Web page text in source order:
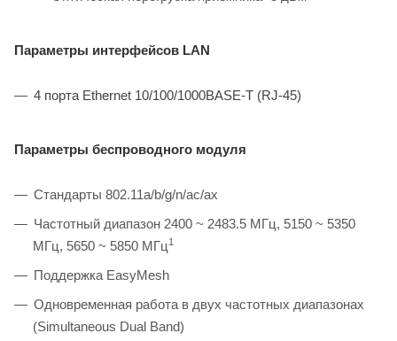
Параметры интерфейсов LAN
4 порта Ethernet 10/100/1000BASE-T (RJ-45)
Параметры беспроводного модуля
Стандарты 802.11a/b/g/n/ac/ax
Частотный диапазон 2400 ~ 2483.5 МГц, 5150 ~ 5350
МГц, 5650 ~ 5850 МГц1
Поддержка EasyMesh
Одновременная работа в двух частотных диапазонах
(Simultaneous Dual Band)